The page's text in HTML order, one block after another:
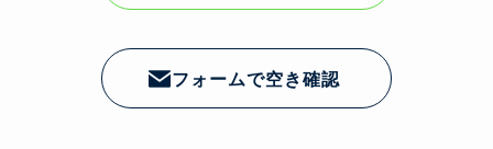
フォームで空き確認